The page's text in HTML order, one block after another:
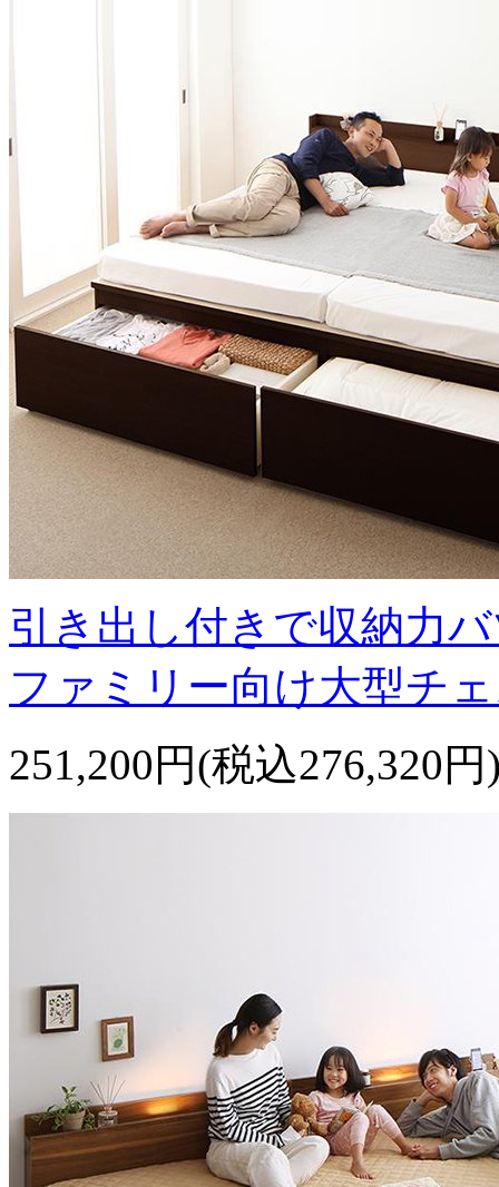
引き出し付きで収納力
ファミリー向け大型チ
251,200円(税込276,320円